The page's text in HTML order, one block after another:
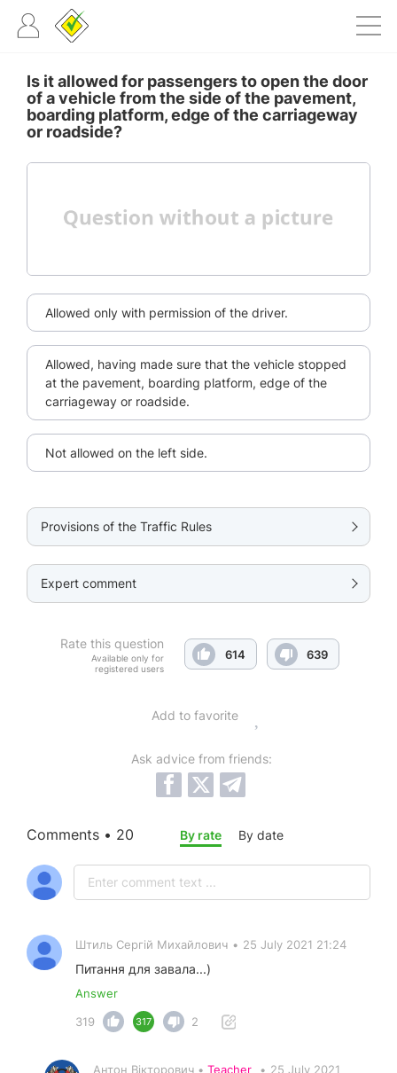
Is it allowed for passengers to open the door
of a vehicle from the side of the pavement,
boarding platform, edge of the carriageway
or roadside?
Allowed only with permission of the driver.
Allowed, having made sure that the vehicle stopped
at the pavement, boarding platform, edge of the
carriageway or roadside.
Not allowed on the left side.
Provisions of the Traffic Rules
Expert comment
Rate this question
Available only for
registered users
614 639
Add to favorite
Ask advice from friends:
Comments • 20 By rate By date
Штиль Сергій Михайлович • 25 July 2021 21:24
Питання для завала...)
Answer
319
317 2
Антон Вікторович • Teacher • 25 July 2021